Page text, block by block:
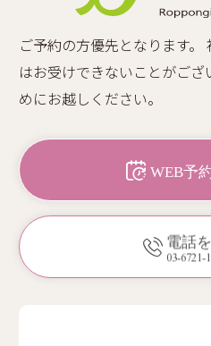
ご予約の方優先となります
はお受けできないことがご
めにお越しください。
WEB予
電話
03-6721-